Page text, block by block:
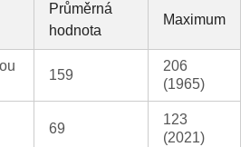
Průměrná
hodnota
Maximum
159
206
(1965)
69
123
(2021)